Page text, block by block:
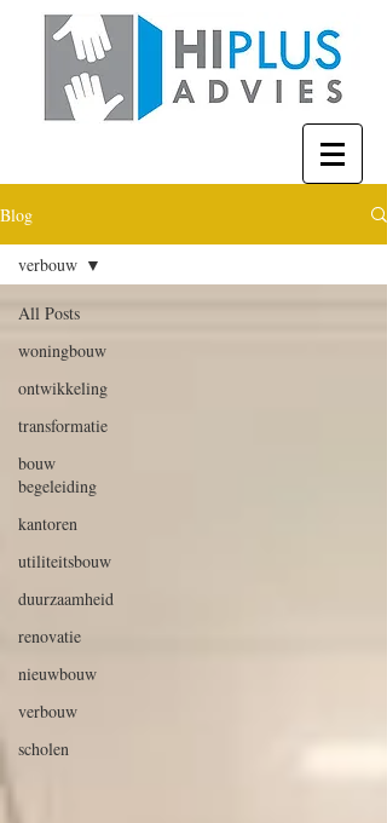
Blog
All Posts
woningbouw
ontwikkeling
transformatie
bouw
begeleiding
kantoren
utiliteitsbouw
duurzaamheid
renovatie
nieuwbouw
verbouw
scholen
verbouw